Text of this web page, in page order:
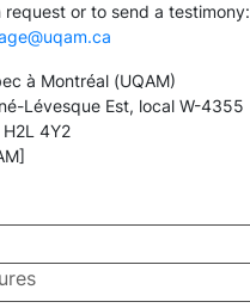
request or to send a testimony:
à Montréal (UQAM)
Lévesque Est, local W-4355
4Y2